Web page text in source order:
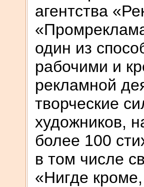
агентства
один из
рабочими и
рекламной
творческие
художников,
более 100
в том числе
«Нигде